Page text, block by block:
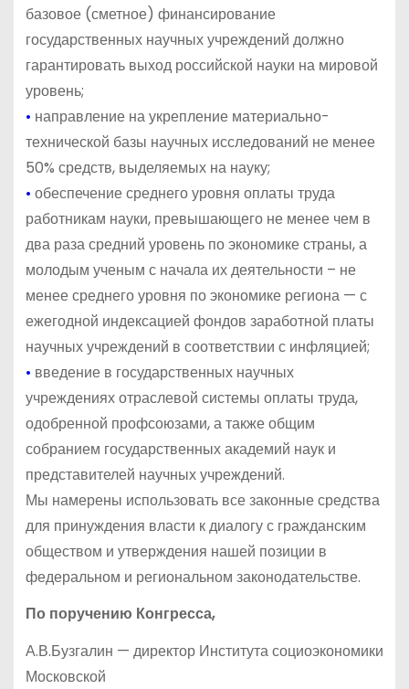
базовое (сметное) финансирование
государственных научных учреждений должно
гарантировать выход российской науки на мировой
уровень;
• направление на укрепление материально-
технической базы научных исследований не менее
50% средств, выделяемых на науку;
• обеспечение среднего уровня оплаты труда
работникам науки, превышающего не менее чем в
два раза средний уровень по экономике страны, а
молодым ученым с начала их деятельности – не
менее среднего уровня по экономике региона — с
ежегодной индексацией фондов заработной платы
научных учреждений в соответствии с инфляцией;
• введение в государственных научных
учреждениях отраслевой системы оплаты труда,
одобренной профсоюзами, а также общим
собранием государственных академий наук и
представителей научных учреждений.
Мы намерены использовать все законные средства
для принуждения власти к диалогу с гражданским
обществом и утверждения нашей позиции в
федеральном и региональном законодательстве.
По поручению Конгресса,
А.В.Бузгалин — директор Института социоэкономики
Московской